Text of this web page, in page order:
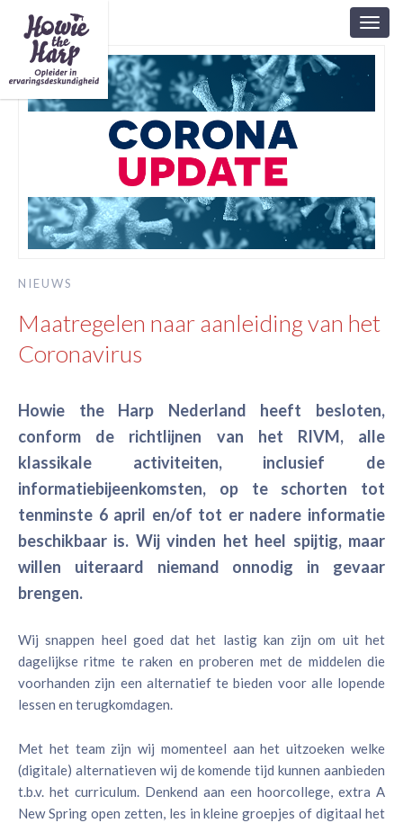
NIEUWS
Maatregelen naar aanleiding van het
Coronavirus
Howie the Harp Nederland heeft besloten,
conform de richtlijnen van het RIVM, alle
klassikale activiteiten, inclusief de
informatiebijeenkomsten, op te schorten tot
tenminste 6 april en/of tot er nadere informatie
beschikbaar is. Wij vinden het heel spijtig, maar
willen uiteraard niemand onnodig in gevaar
brengen.
Wij snappen heel goed dat het lastig kan zijn om uit het
dagelijkse ritme te raken en proberen met de middelen die
voorhanden zijn een alternatief te bieden voor alle lopende
lessen en terugkomdagen.
Met het team zijn wij momenteel aan het uitzoeken welke
(digitale) alternatieven wij de komende tijd kunnen aanbieden
t.b.v. het curriculum. Denkend aan een hoorcollege, extra A
New Spring open zetten, les in kleine groepjes of digitaal het